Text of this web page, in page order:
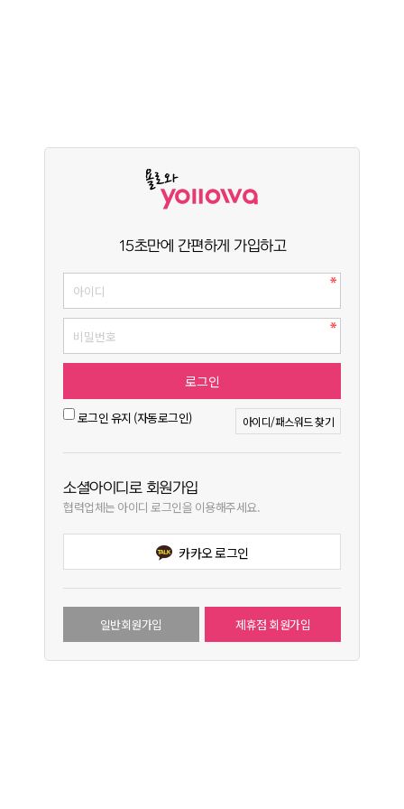
15초만에 간편하게 가입하고
로그인 유지 (자동로그인) 아이디/패스워드 찾기
소셜아이디로 회원가입
협력업체는 아이디 로그인을 이용해주세요.
카카오 로그인
일반회원가입 제휴점 회원가입